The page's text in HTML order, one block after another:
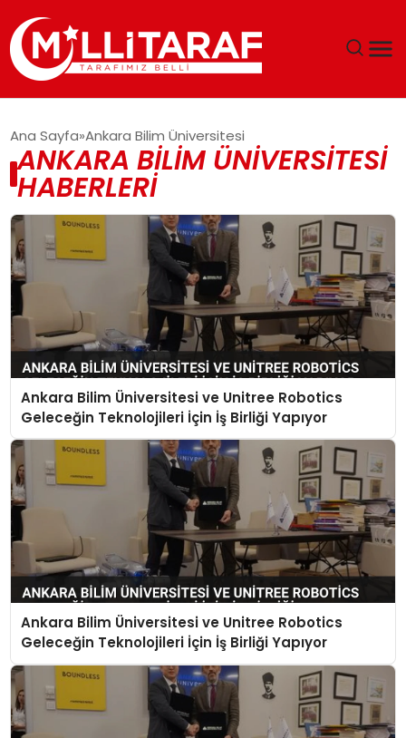
ÖZEL SAYFALAR
TEKNOLOJI
EKONOMI
SIYASET
MAGAZIN
Ana Sayfa Ankara Bilim Üniversitesi
ANKARA BILIM ÜNIVERSITESI
HABERLERI
Ankara Bilim Üniversitesi ve Unitree Robotics
Geleceğin Teknolojileri İçin İş Birliği Yapıyor
Ankara Bilim Üniversitesi ve Unitree Robotics
Geleceğin Teknolojileri İçin İş Birliği Yapıyor